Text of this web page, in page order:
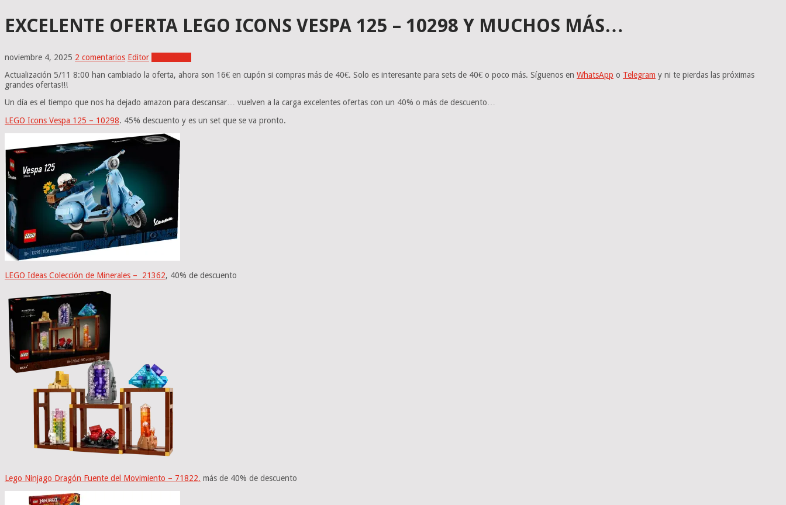
EXCELENTE OFERTA LEGO ICONS VESPA 125 – 10298 Y MUCHOS MÁS…
noviembre 4, 2025 2 comentarios Editor
Actualización 5/11 8:00 han cambiado la oferta, ahora son 16€ en cupón si compras más de 40€. Solo es interesante para sets de 40€ o poco más. Síguenos en WhatsApp o Telegram y ni te pierdas las próximas
grandes ofertas!!!
Un día es el tiempo que nos ha dejado amazon para descansar… vuelven a la carga excelentes ofertas con un 40% o más de descuento…
LEGO Icons Vespa 125 – 10298. 45% descuento y es un set que se va pronto.
LEGO Ideas Colección de Minerales – 21362, 40% de descuento
Lego Ninjago Dragón Fuente del Movimiento – 71822, más de 40% de descuento